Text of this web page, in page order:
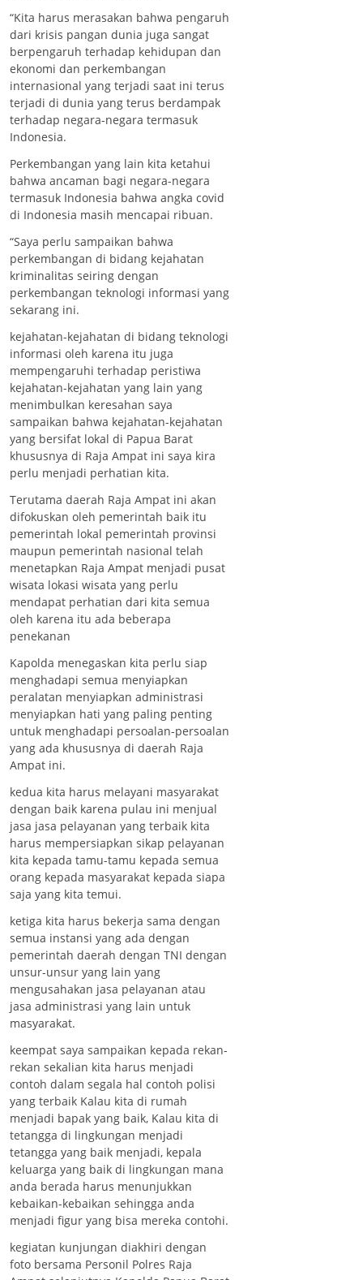
“Kita harus merasakan bahwa pengaruh
dari krisis pangan dunia juga sangat
berpengaruh terhadap kehidupan dan
ekonomi dan perkembangan
internasional yang terjadi saat ini terus
terjadi di dunia yang terus berdampak
terhadap negara-negara termasuk
Indonesia.
Perkembangan yang lain kita ketahui
bahwa ancaman bagi negara-negara
termasuk Indonesia bahwa angka covid
di Indonesia masih mencapai ribuan.
“Saya perlu sampaikan bahwa
perkembangan di bidang kejahatan
kriminalitas seiring dengan
perkembangan teknologi informasi yang
sekarang ini.
kejahatan-kejahatan di bidang teknologi
informasi oleh karena itu juga
mempengaruhi terhadap peristiwa
kejahatan-kejahatan yang lain yang
menimbulkan keresahan saya
sampaikan bahwa kejahatan-kejahatan
yang bersifat lokal di Papua Barat
khususnya di Raja Ampat ini saya kira
perlu menjadi perhatian kita.
Terutama daerah Raja Ampat ini akan
difokuskan oleh pemerintah baik itu
pemerintah lokal pemerintah provinsi
maupun pemerintah nasional telah
menetapkan Raja Ampat menjadi pusat
wisata lokasi wisata yang perlu
mendapat perhatian dari kita semua
oleh karena itu ada beberapa
penekanan
Kapolda menegaskan kita perlu siap
menghadapi semua menyiapkan
peralatan menyiapkan administrasi
menyiapkan hati yang paling penting
untuk menghadapi persoalan-persoalan
yang ada khususnya di daerah Raja
Ampat ini.
kedua kita harus melayani masyarakat
dengan baik karena pulau ini menjual
jasa jasa pelayanan yang terbaik kita
harus mempersiapkan sikap pelayanan
kita kepada tamu-tamu kepada semua
orang kepada masyarakat kepada siapa
saja yang kita temui.
ketiga kita harus bekerja sama dengan
semua instansi yang ada dengan
pemerintah daerah dengan TNI dengan
unsur-unsur yang lain yang
mengusahakan jasa pelayanan atau
jasa administrasi yang lain untuk
masyarakat.
keempat saya sampaikan kepada rekan-
rekan sekalian kita harus menjadi
contoh dalam segala hal contoh polisi
yang terbaik Kalau kita di rumah
menjadi bapak yang baik, Kalau kita di
tetangga di lingkungan menjadi
tetangga yang baik menjadi, kepala
keluarga yang baik di lingkungan mana
anda berada harus menunjukkan
kebaikan-kebaikan sehingga anda
menjadi figur yang bisa mereka contohi.
kegiatan kunjungan diakhiri dengan
foto bersama Personil Polres Raja